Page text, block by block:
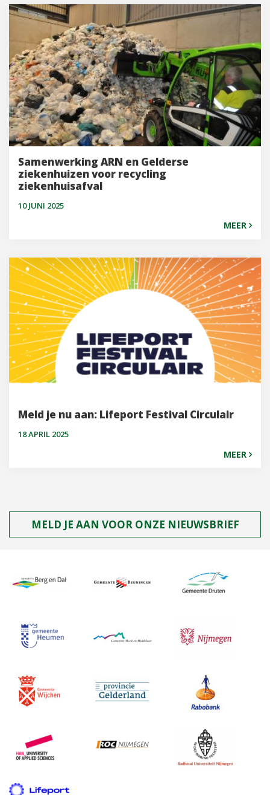
Samenwerking ARN en Gelderse
ziekenhuizen voor recycling
ziekenhuisafval
10 JUNI 2025
MEER
Meld je nu aan: Lifeport Festival Circulair
18 APRIL 2025
MEER
MELD JE AAN VOOR ONZE NIEUWSBRIEF